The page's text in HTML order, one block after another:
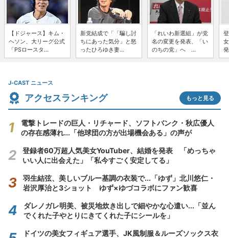
【ドジャース】キム・
ヘソン、大リーグ公式
「PSロースタ...
新党結成で「「騙し討
ちにあった気分」と怒
ったひろゆき妻...
「れいわ新選組」が党
名の変更を発表、「い
のちの党」へ ...
J-CAST ニュース
アクセスランキング もっと見る
電撃トレードの巨人・リチャード、ソフトバンク・秋広優人
の存在感薄れ...「他球団の方が出場機会ある」の声が
登録者60万超人気美女YouTuber、結婚を発表 「めっちゃ
いい人に出会えた」「私今すごく安定してる」
羽生結弦、美しいブルー基調の衣装で...「ゆず」北川悠仁・
岩沢厚治と3ショット ゆず×ゆづコラボにファン歓喜
ダレノガレ明美、被災地炊き出しで細やかな心遣い...「並ん
でくれた子やとりにきてくれた子にシールを」
ドイツの美女フィギュア選手、JK風制服＆ルーズソックス衣